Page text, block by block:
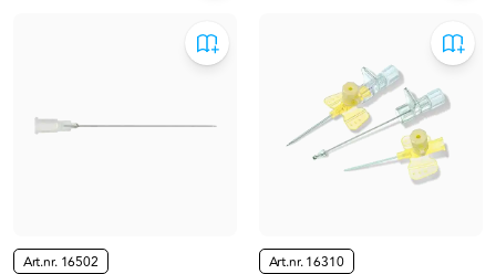
Art.nr. 16502 Art.nr.16310